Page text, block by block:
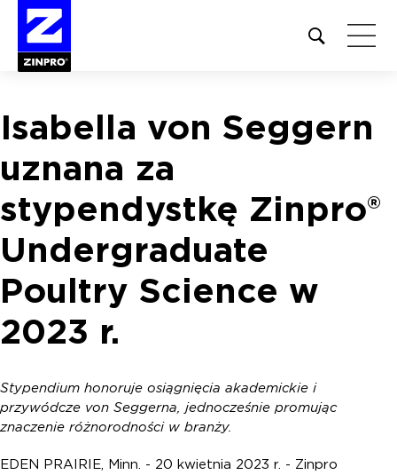
Open
site
Szukaj:
Isabella von Seggern
uznana za
stypendystkę Zinpro®
Undergraduate
Poultry Science w
2023 r.
Stypendium honoruje osiągnięcia akademickie i
przywódcze von Seggerna, jednocześnie promując
znaczenie różnorodności w branży.
EDEN PRAIRIE, Minn. - 20 kwietnia 2023 r. - Zinpro